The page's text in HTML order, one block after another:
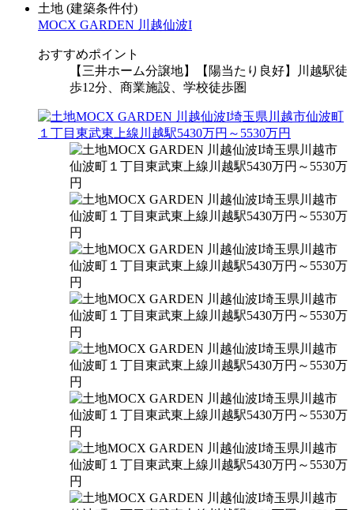
土地 (建築条件付)
MOCX GARDEN 川越仙波I
おすすめポイント
【三井ホーム分譲地】【陽当たり良好】川越駅徒
歩12分、商業施設、学校徒歩圏